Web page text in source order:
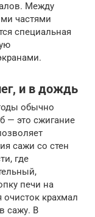
Между
частями
специальная
и в дождь
обычно
— это сжигание
сажи со стен
где
печи на
крахмал
сажу. В